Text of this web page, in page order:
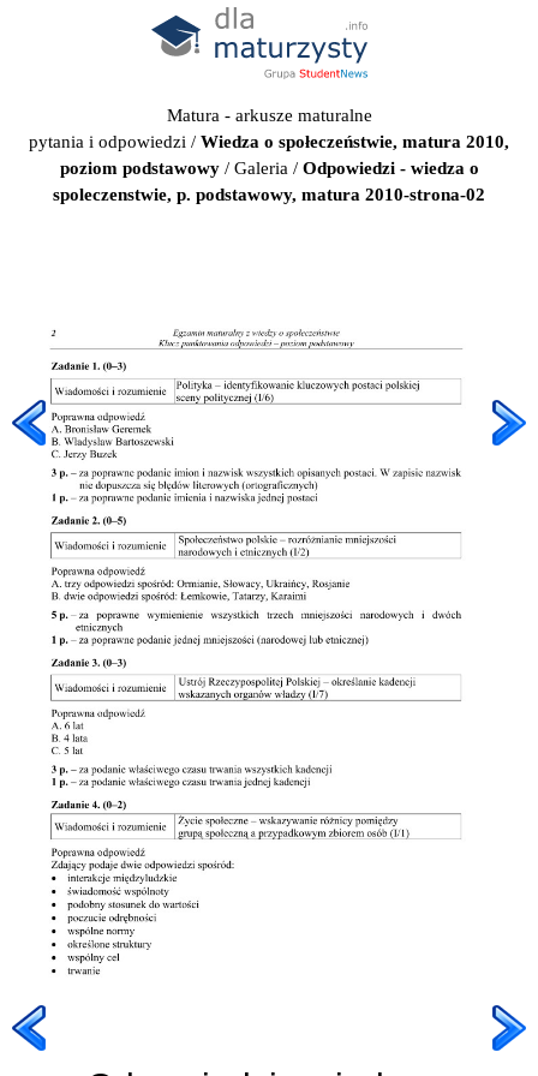
Matura - arkusze maturalne
pytania i odpowiedzi / Wiedza o społeczeństwie, matura 2010,
poziom podstawowy/ Galeria / Odpowiedzi - wiedza o
spoleczenstwie, p. podstawowy, matura 2010-strona-02